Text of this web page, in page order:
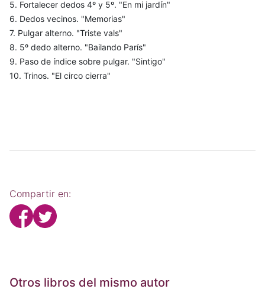
5. Fortalecer dedos 4º y 5º. "En mi jardín"
6. Dedos vecinos. "Memorias"
7. Pulgar alterno. "Triste vals"
8. 5º dedo alterno. "Bailando París"
9. Paso de índice sobre pulgar. "Sintigo"
10. Trinos. "El circo cierra"
Compartir en:
Otros libros del mismo autor